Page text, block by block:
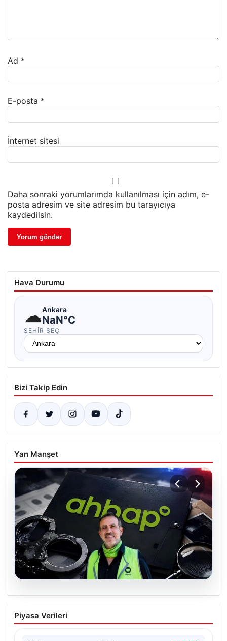
Ad *
E-posta *
İnternet sitesi
Daha sonraki yorumlarımda kullanılması için adım, e-
posta adresim ve site adresim bu tarayıcıya
kaydedilsin.
Hava Durumu
☁Ankara
NaN°C
ŞEHIR SEÇ
Bizi Takip Edin
Yan Manşet
Ahbap Derneği yönetimine kayyum
atandı. Fesih süreci başladı
Piyasa Verileri